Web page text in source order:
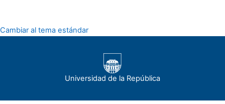
Cambiar al tema estándar
Universidad de la República